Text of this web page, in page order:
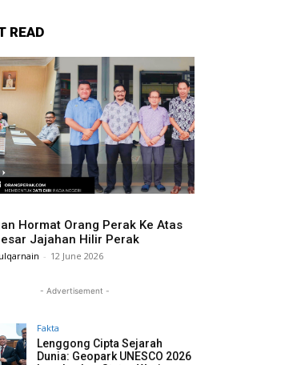
READ
Hormat Orang Perak Ke Atas
Jajahan Hilir Perak
- 12 June 2026
- Advertisement -
Fakta
Lenggong Cipta Sejarah
Dunia: Geopark UNESCO 2026